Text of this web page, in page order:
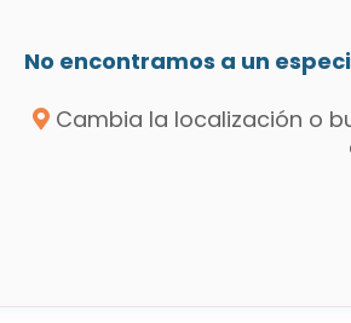
No encontramos a un
Cambia la localización o